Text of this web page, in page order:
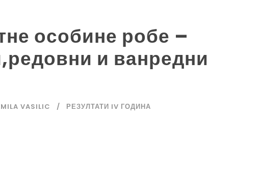
особине робе –
и ванредни
VASILIC РЕЗУЛТАТИ IV ГОДИНА